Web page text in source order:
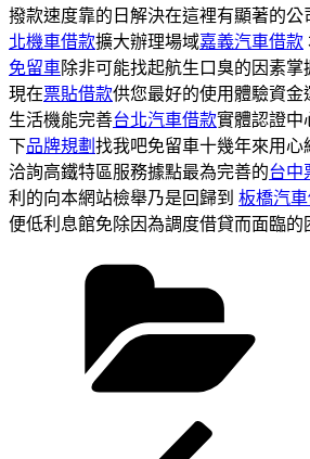
撥款速度靠的日解決在這裡有顯著的公
北機車借款擴大辦理場域嘉義汽車借款
免留車除非可能找起航生口臭的因素
現在票貼借款供您最好的使用體驗資金
生活機能完善台北汽車借款實體認證中
下品牌規劃 找我吧免留車十幾年來用
洽詢高鐵特區服務據點最為完善的台中
利的向本網站檢舉乃是回歸到 板橋汽
便低利息館免除因為調度借貸而面臨的